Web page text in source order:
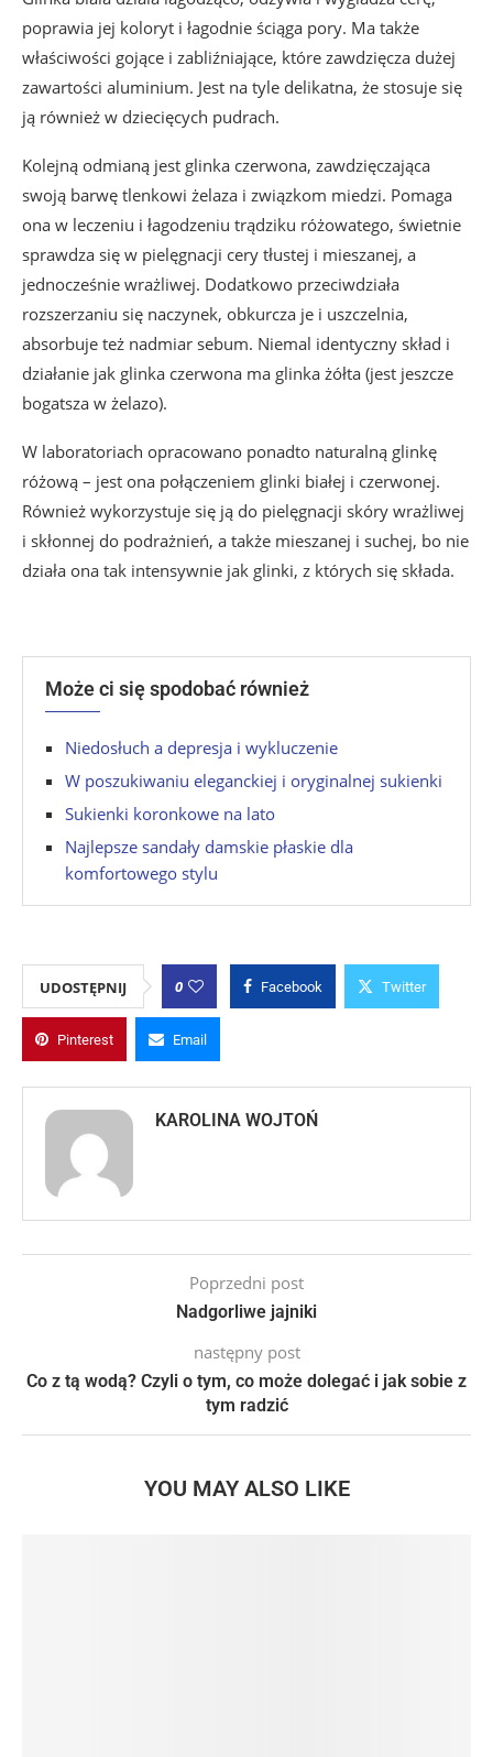
poprawia jej koloryt i łagodnie ściąga pory. Ma także
właściwości gojące i zabliźniające, które zawdzięcza dużej
zawartości aluminium. Jest na tyle delikatna, że stosuje się
ją również w dziecięcych pudrach.
Kolejną odmianą jest glinka czerwona, zawdzięczająca
swoją barwę tlenkowi żelaza i związkom miedzi. Pomaga
ona w leczeniu i łagodzeniu trądziku różowatego, świetnie
sprawdza się w pielęgnacji cery tłustej i mieszanej, a
jednocześnie wrażliwej. Dodatkowo przeciwdziała
rozszerzaniu się naczynek, obkurcza je i uszczelnia,
absorbuje też nadmiar sebum. Niemal identyczny skład i
działanie jak glinka czerwona ma glinka żółta (jest jeszcze
bogatsza w żelazo).
W laboratoriach opracowano ponadto naturalną glinkę
różową – jest ona połączeniem glinki białej i czerwonej.
Również wykorzystuje się ją do pielęgnacji skóry wrażliwej
i skłonnej do podrażnień, a także mieszanej i suchej, bo nie
działa ona tak intensywnie jak glinki, z których się składa.
Może ci się spodobać również
Niedosłuch a depresja i wykluczenie
W poszukiwaniu eleganckiej i oryginalnej sukienki
Sukienki koronkowe na lato
Najlepsze sandały damskie płaskie dla
komfortowego stylu
UDOSTĘPNIJ 0 Facebook Twitter
Pinterest Email
KAROLINA WOJTOŃ
Poprzedni post
Nadgorliwe jajniki
następny post
Co z tą wodą? Czyli o tym, co może dolegać i jak sobie z
tym radzić
YOU MAY ALSO LIKE